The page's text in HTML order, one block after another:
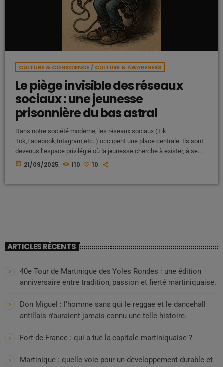
CULTURE & CONSCIENCE / CULTURE & AWARENESS
Le piège invisible des réseaux
sociaux : une jeunesse
prisonnière du bas astral
Dans notre société moderne, les réseaux sociaux (Tik
Tok,Facebook,Intagram,etc..) occupent une place centrale. Ils sont
devenus l’espace privilégié où la jeunesse cherche à exister, à se
construire une identité, à se faire voir et reconnaître. Mais derrière la
today 21/09/2025 110 10
ARTICLES RÉCENTS
40e Tour de Martinique des Yoles Rondes : une édition
anniversaire entre tradition, passion et fierté martiniquaise.
Don Miguel : l’homme sans qui le reggae et le dancehall
antillais n’auraient jamais connu une telle histoire.
Fort-de-France : qui a tué la capitale martiniquaise ?
Martinique : quelle voie pour un développement durable et